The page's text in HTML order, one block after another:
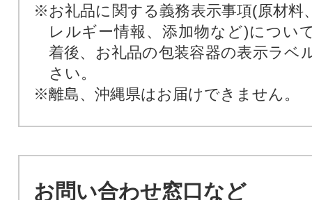
※お礼品に関する義務表示事項(原材料
レルギー情報、添加物など)につい
着後、お礼品の包装容器の表示ラベ
さい。
※離島、沖縄県はお届けできません。
お問い合わせ窓口など